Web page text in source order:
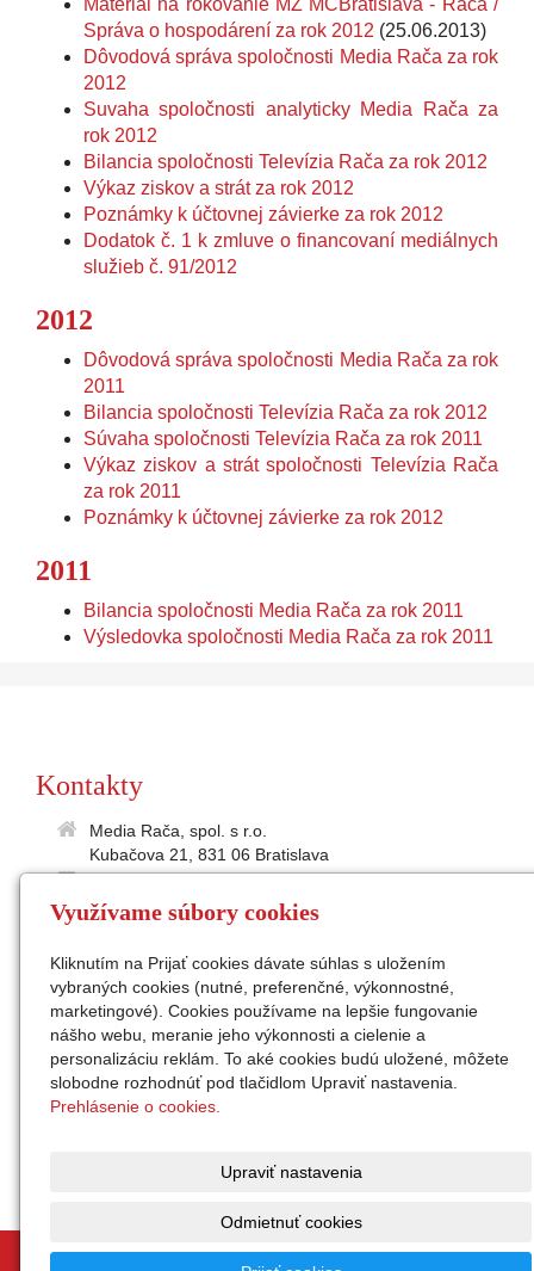
Materiál na rokovanie MZ MČBratislava - Rača /
Správa o hospodárení za rok 2012 (25.06.2013)
Dôvodová správa spoločnosti Media Rača za rok
2012
Suvaha spoločnosti analyticky Media Rača za
rok 2012
Bilancia spoločnosti Televízia Rača za rok 2012
Výkaz ziskov a strát za rok 2012
Poznámky k účtovnej závierke za rok 2012
Dodatok č. 1 k zmluve o financovaní mediálnych
služieb č. 91/2012
2012
Dôvodová správa spoločnosti Media Rača za rok
2011
Bilancia spoločnosti Televízia Rača za rok 2012
Súvaha spoločnosti Televízia Rača za rok 2011
Výkaz ziskov a strát spoločnosti Televízia Rača
za rok 2011
Poznámky k účtovnej závierke za rok 2012
2011
Bilancia spoločnosti Media Rača za rok 2011
Výsledovka spoločnosti Media Rača za rok 2011
Kontakty
Media Rača, spol. s r.o.
Kubačova 21, 831 06 Bratislava
2021865197
medialne@raca.sk
Sekretariát: 02/49 11 24 31
konateľ: Ing. Peter Semanco
Facebook
Instagram
© 2026Media Rača, spol. s r.o. | Mapa webu
Využívame súbory cookies
Kliknutím na Prijať cookies dávate súhlas s uložením
vybraných cookies (nutné, preferenčné, výkonnostné,
marketingové). Cookies používame na lepšie fungovanie
nášho webu, meranie jeho výkonnosti a cielenie a
personalizáciu reklám. To aké cookies budú uložené, môžete
slobodne rozhodnúť pod tlačidlom Upraviť nastavenia.
Prehlásenie o cookies.
Upraviť nastavenia
Odmietnuť cookies